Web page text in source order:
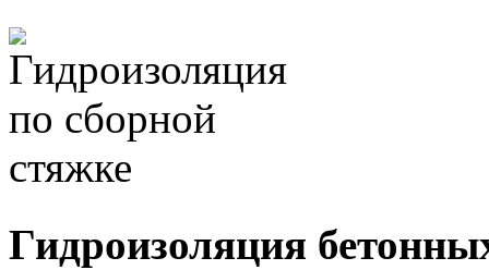
Гидроизоляция